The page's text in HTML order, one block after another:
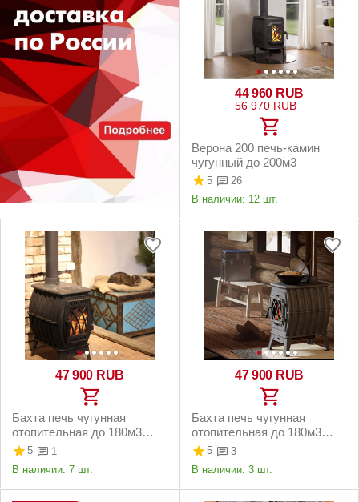
44 960 RUB
56 970 RUB
Верона 200 печь-камин
чугунный до 200м3
5
26
В наличии: 12 шт.
47 900 RUB
Бахта печь чугунная
отопительная до 180м3
чёрная
5
1
В наличии: 7 шт.
47 900 RUB
Бахта печь чугунная
отопительная до 180м3
серая
5
3
В наличии: 3 шт.